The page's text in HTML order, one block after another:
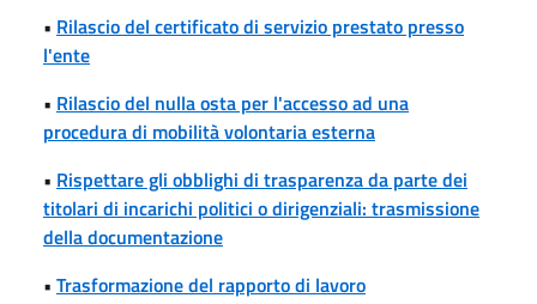
• Rilascio del certificato di servizio prestato presso
l'ente
• Rilascio del nulla osta per l'accesso ad una
procedura di mobilità volontaria esterna
• Rispettare gli obblighi di trasparenza da parte dei
titolari di incarichi politici o dirigenziali: trasmissione
della documentazione
• Trasformazione del rapporto di lavoro